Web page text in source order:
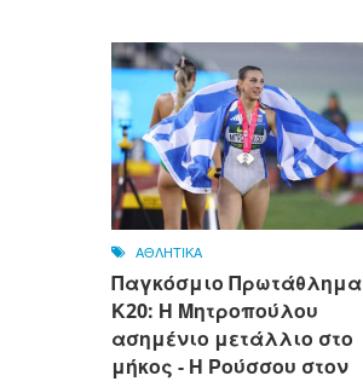
ΑΘΛΗΤΙΚΑ
Παγκόσμιο Πρωτάθλημα
Κ20: Η Μητροπούλου
ασημένιο μετάλλιο στο
μήκος - Η Ρούσσου στον